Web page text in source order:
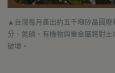
▲台灣每月產出約五千噸矽晶圓廢
分、氮磷、有機物與重金屬將對
破壞。